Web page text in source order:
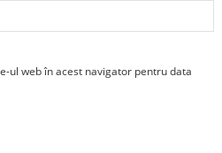
ul web în acest navigator pentru data